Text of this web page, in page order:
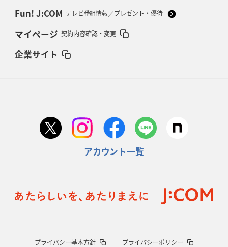
Fun! J:COM テレビ番組情報／プレゼント・優待
マイページ 契約内容確認・変更
企業サイト
アカウント一覧
プライバシー基本方針 プライバシーポリシー